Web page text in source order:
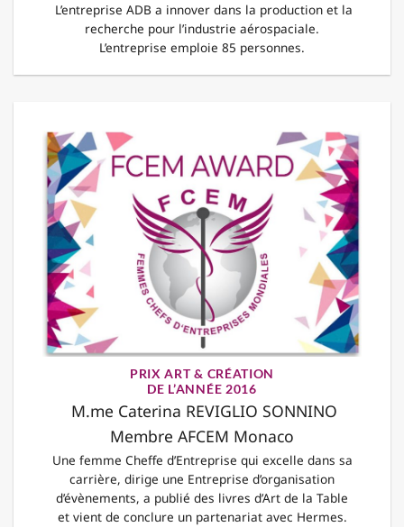
L’entreprise ADB a innover dans la production et la
recherche pour l’industrie aérospaciale.
L’entreprise emploie 85 personnes.
PRIX ART & CRÉATION
DE L’ANNÉE 2016
M.me Caterina REVIGLIO SONNINO
Membre AFCEM Monaco
Une femme Cheffe d’Entreprise qui excelle dans sa
carrière, dirige une Entreprise d’organisation
d’évènements, a publié des livres d’Art de la Table
et vient de conclure un partenariat avec Hermes.